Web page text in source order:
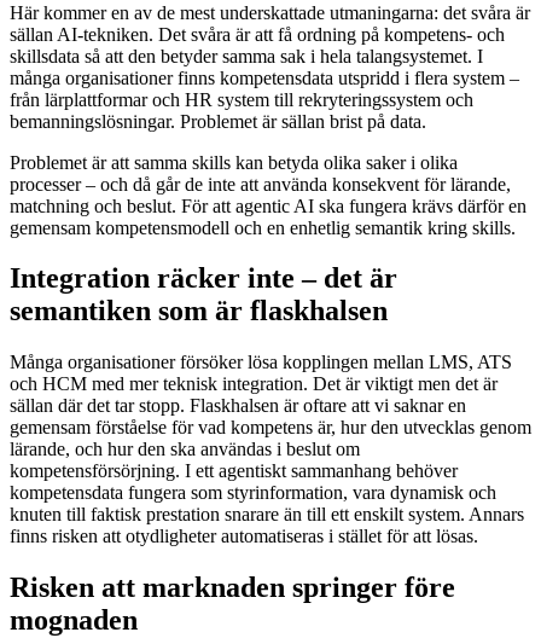
Här kommer en av de mest underskattade utmaningarna: det svåra är
sällan AI-tekniken. Det svåra är att få ordning på kompetens- och
skillsdata så att den betyder samma sak i hela talangsystemet. I
många organisationer finns kompetensdata utspridd i flera system –
från lärplattformar och HR system till rekryteringssystem och
bemanningslösningar. Problemet är sällan brist på data.
Problemet är att samma skills kan betyda olika saker i olika
processer – och då går de inte att använda konsekvent för lärande,
matchning och beslut. För att agentic AI ska fungera krävs därför en
gemensam kompetensmodell och en enhetlig semantik kring skills.
Integration räcker inte – det är
semantiken som är flaskhalsen
Många organisationer försöker lösa kopplingen mellan LMS, ATS
och HCM med mer teknisk integration. Det är viktigt men det är
sällan där det tar stopp. Flaskhalsen är oftare att vi saknar en
gemensam förståelse för vad kompetens är, hur den utvecklas genom
lärande, och hur den ska användas i beslut om
kompetensförsörjning. I ett agentiskt sammanhang behöver
kompetensdata fungera som styrinformation, vara dynamisk och
knuten till faktisk prestation snarare än till ett enskilt system. Annars
finns risken att otydligheter automatiseras i stället för att lösas.
Risken att marknaden springer före
mognaden